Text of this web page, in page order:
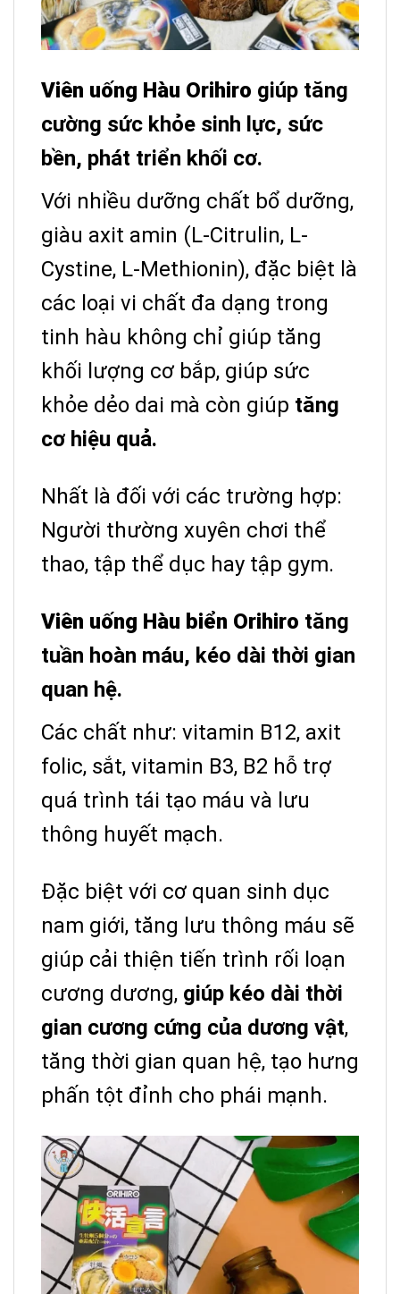
Viên uống Hàu Orihiro giúp tăng
cường sức khỏe sinh lực, sức
bền, phát triển khối cơ.
Với nhiều dưỡng chất bổ dưỡng,
giàu axit amin (L-Citrulin, L-
Cystine, L-Methionin), đặc biệt là
các loại vi chất đa dạng trong
tinh hàu không chỉ giúp tăng
khối lượng cơ bắp, giúp sức
khỏe dẻo dai mà còn giúp tăng
cơ hiệu quả.
Nhất là đối với các trường hợp:
Người thường xuyên chơi thể
thao, tập thể dục hay tập gym.
Viên uống Hàu biển Orihiro tăng
tuần hoàn máu, kéo dài thời gian
quan hệ.
Các chất như: vitamin B12, axit
folic, sắt, vitamin B3, B2 hỗ trợ
quá trình tái tạo máu và lưu
thông huyết mạch.
Đặc biệt với cơ quan sinh dục
nam giới, tăng lưu thông máu sẽ
giúp cải thiện tiến trình rối loạn
cương dương, giúp kéo dài thời
gian cương cứng của dương vật,
tăng thời gian quan hệ, tạo hưng
phấn tột đỉnh cho phái mạnh.